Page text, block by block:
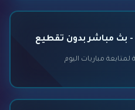
مباريات اليوم